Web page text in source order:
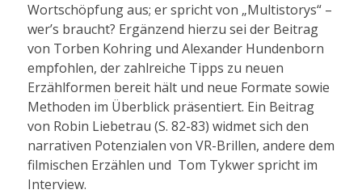
Wortschöpfung aus; er spricht von „Multistorys“ –
wer’s braucht? Ergänzend hierzu sei der Beitrag
von Torben Kohring und Alexander Hundenborn
empfohlen, der zahlreiche Tipps zu neuen
Erzählformen bereit hält und neue Formate sowie
Methoden im Überblick präsentiert. Ein Beitrag
von Robin Liebetrau (S. 82-83) widmet sich den
narrativen Potenzialen von VR-Brillen, andere dem
filmischen Erzählen und Tom Tykwer spricht im
Interview.